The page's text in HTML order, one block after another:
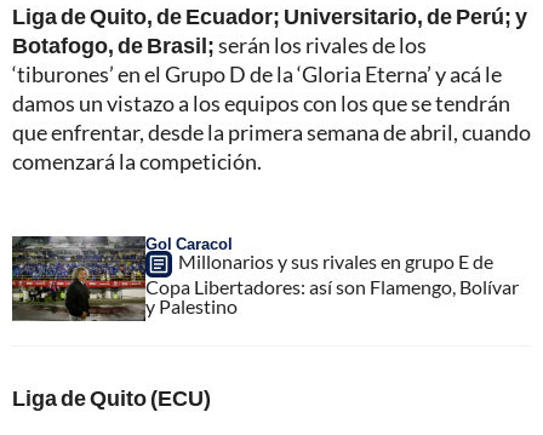
Liga de Quito, de Ecuador; Universitario, de Perú; y
Botafogo, de Brasil;serán los rivales de los
‘tiburones’ en el Grupo D de la ‘Gloria Eterna’ y acá le
damos un vistazo a los equipos con los que se tendrán
que enfrentar, desde la primera semana de abril, cuando
comenzará la competición.
Gol Caracol
Millonarios y sus rivales en grupo E de
Copa Libertadores: así son Flamengo, Bolívar
y Palestino
Liga de Quito (ECU)